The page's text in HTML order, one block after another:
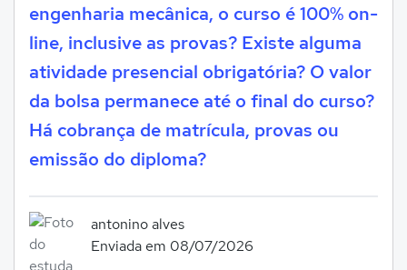
engenharia mecânica, o curso é 100% on-
line, inclusive as provas? Existe alguma
atividade presencial obrigatória? O valor
da bolsa permanece até o final do curso?
Há cobrança de matrícula, provas ou
emissão do diploma?
antonino alves
Enviada em 08/07/2026